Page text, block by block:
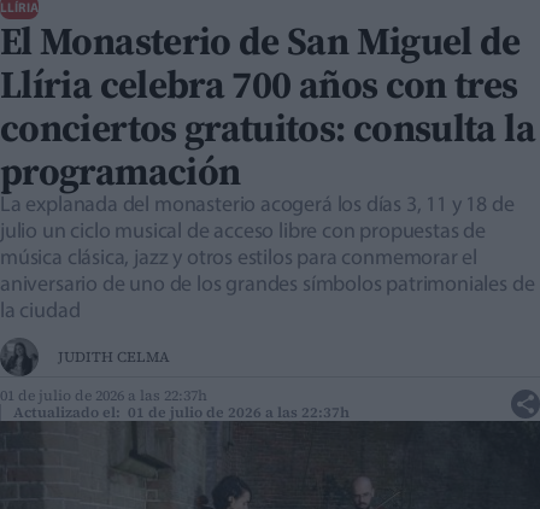
LLÍRIA
El Monasterio de San Miguel de
Llíria celebra 700 años con tres
conciertos gratuitos: consulta la
programación
La explanada del monasterio acogerá los días 3, 11 y 18 de
julio un ciclo musical de acceso libre con propuestas de
música clásica, jazz y otros estilos para conmemorar el
aniversario de uno de los grandes símbolos patrimoniales de
la ciudad
JUDITH CELMA
01 de julio de 2026 a las 22:37h
Actualizado el: 01 de julio de 2026 a las 22:37h